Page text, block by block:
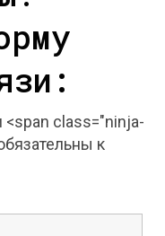
class="ninja-
к